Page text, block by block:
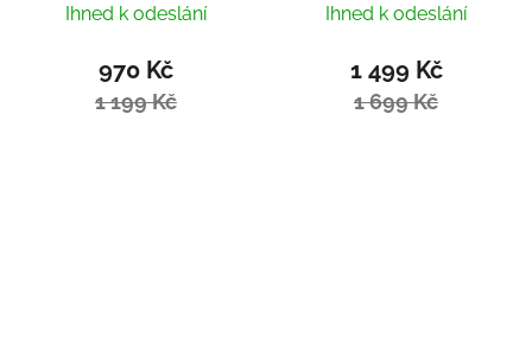
Ihned k odeslání
970 Kč
1 199 Kč
Ihned k odeslání
1 499 Kč
1 699 Kč